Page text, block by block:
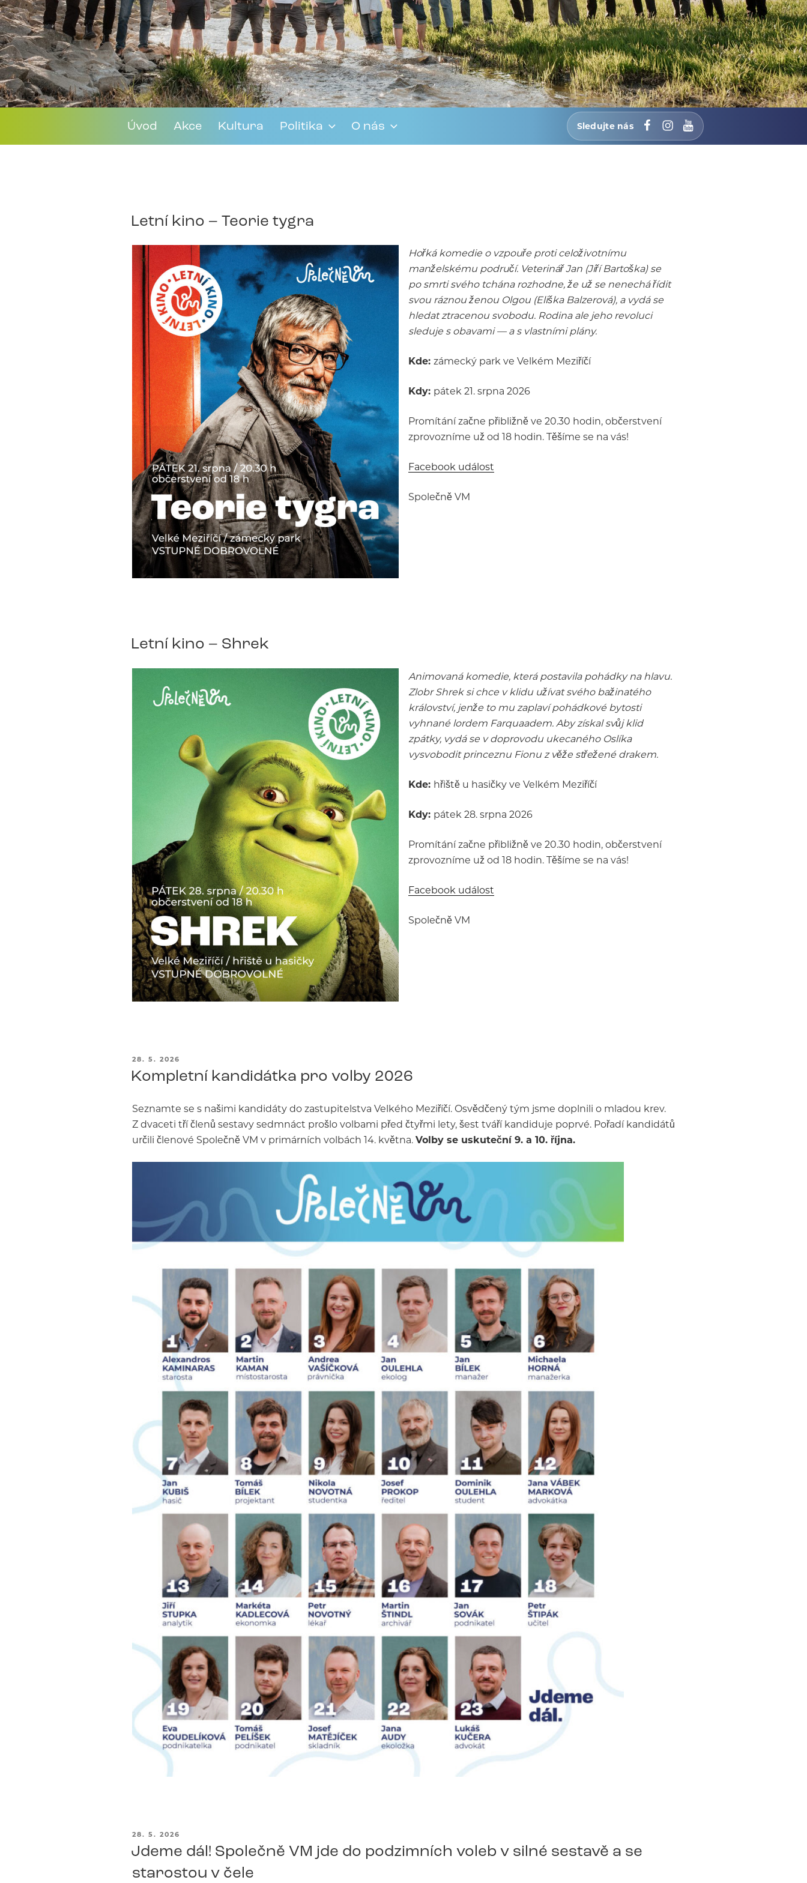
Úvod Akce Kultura Politika O nás Sledujte nás Facebook
Instagram
YouTube
Letní kino – Teorie tygra
Hořká komedie o vzpouře proti celoživotnímu
manželskému područí. Veterinář Jan (Jiří Bartoška) se
po smrti svého tchána rozhodne, že už se nenechá řídit
svou ráznou ženou Olgou (Eliška Balzerová), a vydá se
hledat ztracenou svobodu. Rodina ale jeho revoluci
sleduje s obavami — a s vlastními plány.
Kde: zámecký park ve Velkém Meziříčí
Kdy: pátek 21. srpna 2026
Promítání začne přibližně ve 20.30 hodin, občerstvení
zprovozníme už od 18 hodin. Těšíme se na vás!
Facebook událost
Společně VM
Letní kino – Shrek
Animovaná komedie, která postavila pohádky na hlavu.
Zlobr Shrek si chce v klidu užívat svého bažinatého
království, jenže to mu zaplaví pohádkové bytosti
vyhnané lordem Farquaadem. Aby získal svůj klid
zpátky, vydá se v doprovodu ukecaného Oslíka
vysvobodit princeznu Fionu z věže střežené drakem.
Kde: hřiště u hasičky ve Velkém Meziříčí
Kdy: pátek 28. srpna 2026
Promítání začne přibližně ve 20.30 hodin, občerstvení
zprovozníme už od 18 hodin. Těšíme se na vás!
Facebook událost
Společně VM
PUBLIKOVÁNO
28. 5. 2026
Kompletní kandidátka pro volby 2026
Seznamte se s našimi kandidáty do zastupitelstva Velkého Meziříčí. Osvědčený tým jsme doplnili o mladou krev.
Z dvaceti tří členů sestavy sedmnáct prošlo volbami před čtyřmi lety, šest tváří kandiduje poprvé. Pořadí kandidátů
určili členové Společně VM v primárních volbách 14. května.Volby se uskuteční 9. a 10. října.
PUBLIKOVÁNO
28. 5. 2026
Jdeme dál! Společně VM jde do podzimních voleb v silné sestavě a se
starostou v čele